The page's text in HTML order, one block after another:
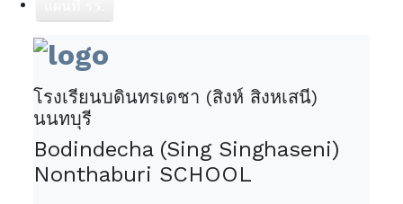
โรงเรียนบดินทรเดชา (สิงห์ สิงหเสนี)
นนทบุรี
Bodindecha (Sing Singhaseni)
Nonthaburi SCHOOL